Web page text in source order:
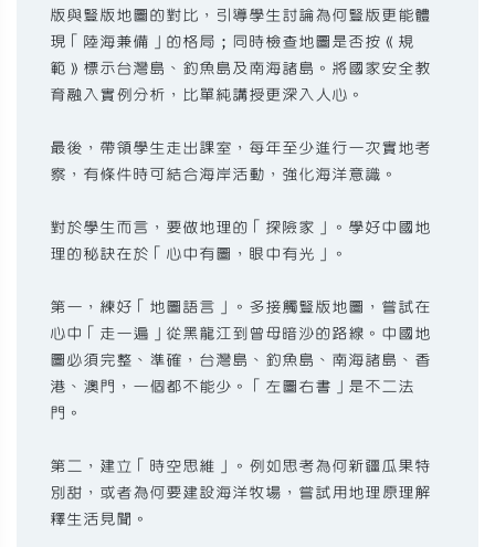
版與豎版地圖的對比，引導學生討論為何豎版更能體
現「陸海兼備」的格局；同時檢查地圖是否按《規
範》標示台灣島、釣魚島及南海諸島。將國家安全教
育融入實例分析，比單純講授更深入人心。
最後，帶領學生走出課室，每年至少進行一次實地考
察，有條件時可結合海岸活動，強化海洋意識。
對於學生而言，要做地理的「探險家」。學好中國地
理的秘訣在於「心中有圖，眼中有光」。
第一，練好「地圖語言」。多接觸豎版地圖，嘗試在
心中「走一遍」從黑龍江到曾母暗沙的路線。中國地
圖必須完整、準確，台灣島、釣魚島、南海諸島、香
港、澳門，一個都不能少。「左圖右書」是不二法
門。
第二，建立「時空思維」。例如思考為何新疆瓜果特
別甜，或者為何要建設海洋牧場，嘗試用地理原理解
釋生活見聞。